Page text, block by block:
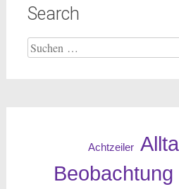
Search
Suche
nach:
Achtzeiler
Beobachtung